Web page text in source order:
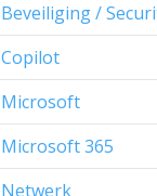
Beveiliging /
Copilot
Microsoft
Microsoft 365
Netwerk